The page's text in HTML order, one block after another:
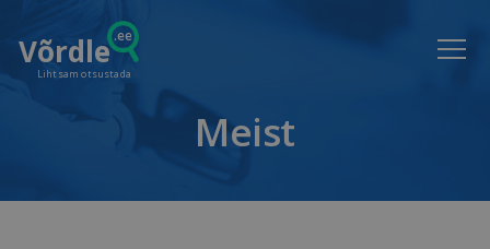
Võrdle.ee
Lihtsam otsustada
Meist